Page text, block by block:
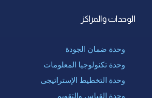
الوحدات والمراكز
وحدة ضمان الجودة
وحدة تكنولوجيا المعلومات
وحدة التخطيط الإستراتيجى
وحدة القياس والتقويم